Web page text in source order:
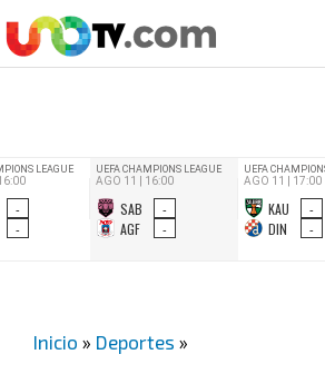
Inicio » Deportes »